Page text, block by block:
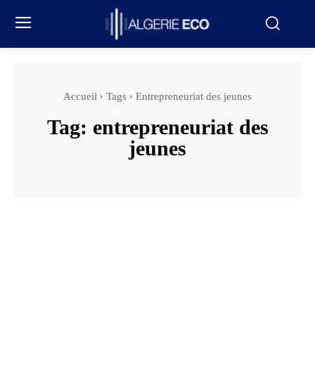
Accueil Tags Entrepreneuriat des jeunes
Tag: entrepreneuriat des
jeunes